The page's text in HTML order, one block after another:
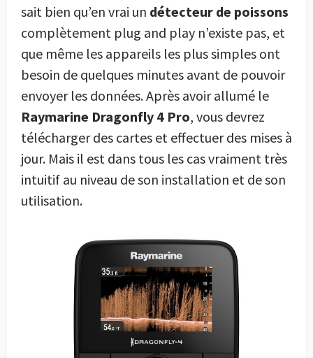
sait bien qu’en vrai un détecteur de poissons
complètement plug and play n’existe pas, et
que même les appareils les plus simples ont
besoin de quelques minutes avant de pouvoir
envoyer les données. Après avoir allumé le
Raymarine Dragonfly 4 Pro, vous devrez
télécharger des cartes et effectuer des mises à
jour. Mais il est dans tous les cas vraiment très
intuitif au niveau de son installation et de son
utilisation.